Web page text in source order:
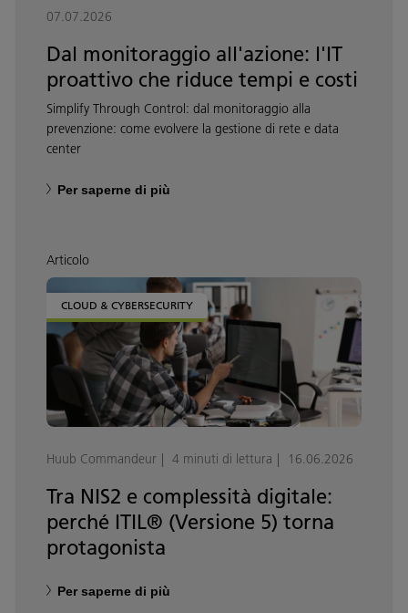
07.07.2026
Dal monitoraggio all'azione: l'IT
proattivo che riduce tempi e costi
Simplify Through Control: dal monitoraggio alla
prevenzione: come evolvere la gestione di rete e data
center
Per saperne di più
Articolo
CLOUD & CYBERSECURITY
Huub Commandeur 4 minuti di lettura 16.06.2026
Tra NIS2 e complessità digitale:
perché ITIL® (Versione 5) torna
protagonista
Per saperne di più